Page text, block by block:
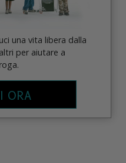
una vita libera dalla
per aiutare a
ORA